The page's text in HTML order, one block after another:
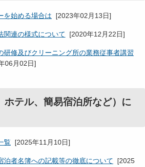
を始める場合は [2023年02月13日]
関連の様式について [2020年12月22日]
研修及びクリーニング所の業務従事者講習
06月02日]
ホテル、簡易宿泊所など）に
覧 [2025年11月10日]
泊者名簿への記載等の徹底について [2025